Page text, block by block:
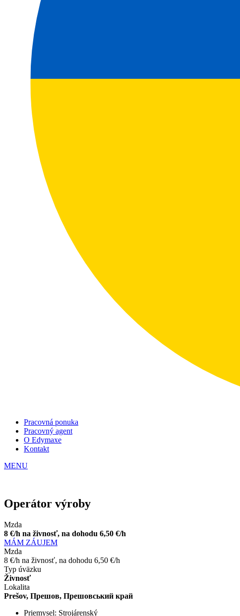
Pracovná ponuka
Pracovný agent
O Edymaxe
Kontakt
MENU
Operátor výroby
Mzda
8 €/h na živnosť, na dohodu 6,50 €/h
MÁM ZÁUJEM
Mzda
8 €/h na živnosť, na dohodu 6,50 €/h
Typ úväzku
Živnosť
Lokalita
Prešov, Прешов, Прешовський край
Priemysel: Strojárenský